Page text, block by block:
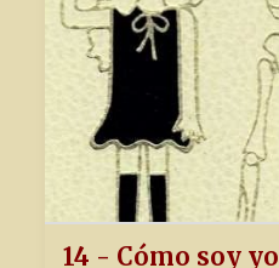
14 - Cómo soy yo